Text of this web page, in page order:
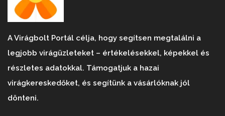
A Virágbolt Portál célja, hogy segítsen megtalálni a
legjobb virágüzleteket – értékelésekkel, képekkel és
részletes adatokkal. Támogatjuk a hazai
virágkereskedőket, és segítünk a vásárlóknak jól
dönteni.